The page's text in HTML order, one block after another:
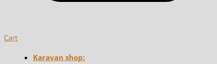
Cart
Karavan shop: